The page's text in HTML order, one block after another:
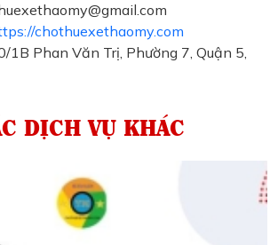
chothuexethaomy.com
1B Phan Văn Trị, Phường 7, Quận 5,
DỊCH VỤ KHÁC